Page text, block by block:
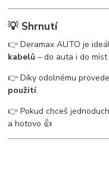
💡 Shrnutí
👉 Deramax AUTO je
kabelů – do auta i do
👉 Díky odolnému
použití.
👉 Pokud chceš
a hotovo 👍